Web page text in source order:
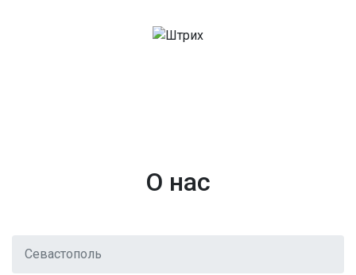
О нас
Севастополь